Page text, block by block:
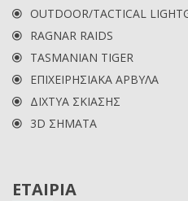
OUTDOOR/TACTICAL
RAGNAR RAIDS
TASMANIAN TIGER
ΕΠΙΧΕΙΡΗΣΙΑΚΑ ΑΡΒΥΛΑ
ΔΙΧΤΥΑ ΣΚΙΑΣΗΣ
3D ΣΗΜΑΤΑ
ΕΤΑΙΡΙΑ